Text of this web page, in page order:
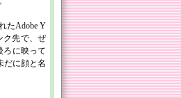
たAdobe Y
ク先で、ぜ
ろに映って
だに顔と名